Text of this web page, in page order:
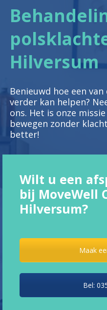
Hilversum
Benieuwd hoe een
verder kan helpen?
ons. Het is onze
bewegen zonder
better!
Wilt u een
bij MoveWell
Hilversum?
Maak
Bel: